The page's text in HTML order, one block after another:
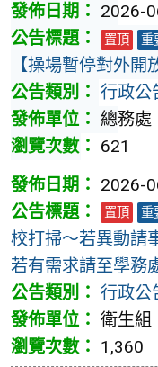
2026-
置頂 重
【操場暫停對外開
行政公
總務處
621
2026-
置頂 重
校打掃～若異動請
若有需求請至學務
行政公
衛生組
1,360